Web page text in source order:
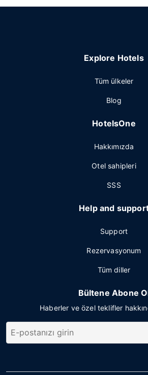
Explore Hotels
Tüm ülkeler
Blog
HotelsOne
Hakkımızda
Otel sahipleri
SSS
Help and
Support
Rezervasyonum
Tüm diller
Bültene Abone
Haberler ve özel teklifler